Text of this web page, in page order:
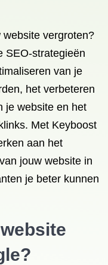
vergroten?
SEO-strategieën
van je
het verbeteren
je website en het
Met Keyboost
aan het
jouw website in
je beter kunnen